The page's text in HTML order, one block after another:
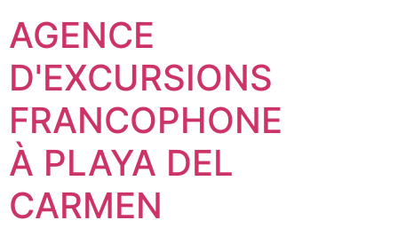
AGENCE
D'EXCURSIONS
FRANCOPHONE
À PLAYA DEL
CARMEN